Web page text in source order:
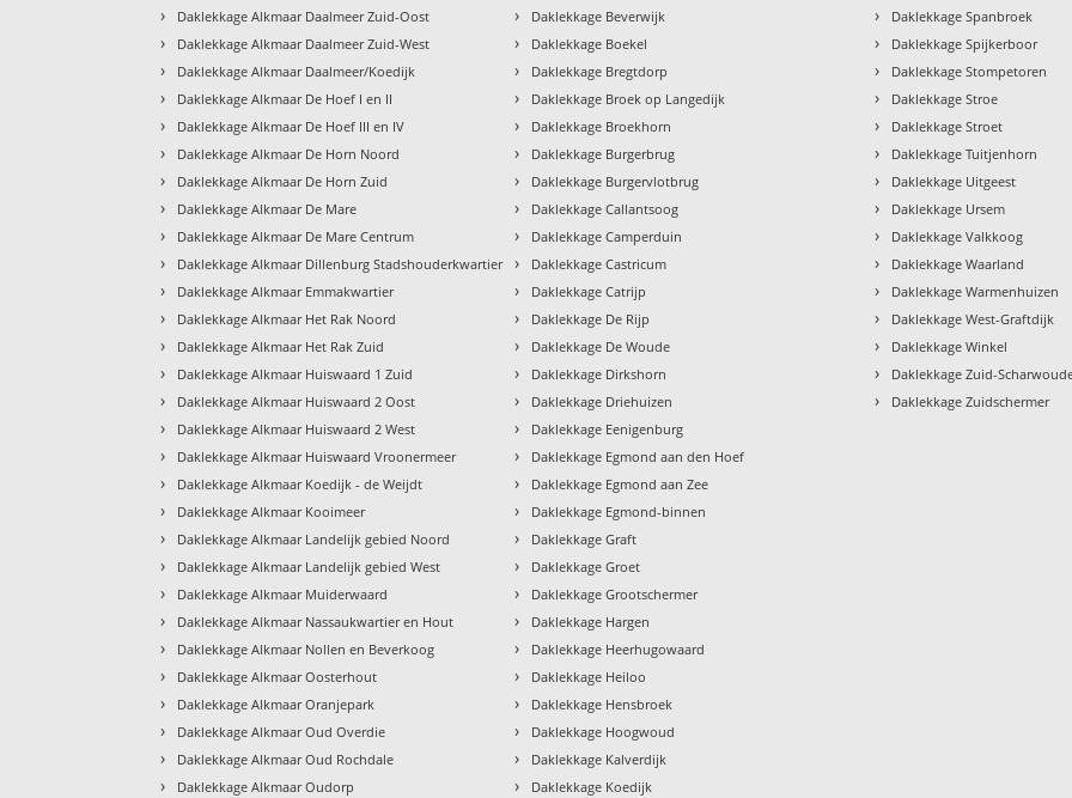
› Daklekkage Alkmaar Daalmeer Zuid-Oost
› Daklekkage Alkmaar Daalmeer Zuid-West
› Daklekkage Alkmaar Daalmeer/Koedijk
› Daklekkage Alkmaar De Hoef I en II
› Daklekkage Alkmaar De Hoef III en IV
› Daklekkage Alkmaar De Horn Noord
› Daklekkage Alkmaar De Horn Zuid
› Daklekkage Alkmaar De Mare
› Daklekkage Alkmaar De Mare Centrum
› Daklekkage Alkmaar Dillenburg Stadshouderkwartier
› Daklekkage Alkmaar Emmakwartier
› Daklekkage Alkmaar Het Rak Noord
› Daklekkage Alkmaar Het Rak Zuid
› Daklekkage Alkmaar Huiswaard 1 Zuid
› Daklekkage Alkmaar Huiswaard 2 Oost
› Daklekkage Alkmaar Huiswaard 2 West
› Daklekkage Alkmaar Huiswaard Vroonermeer
› Daklekkage Alkmaar Koedijk - de Weijdt
› Daklekkage Alkmaar Kooimeer
› Daklekkage Alkmaar Landelijk gebied Noord
› Daklekkage Alkmaar Landelijk gebied West
› Daklekkage Alkmaar Muiderwaard
› Daklekkage Alkmaar Nassaukwartier en Hout
› Daklekkage Alkmaar Nollen en Beverkoog
› Daklekkage Alkmaar Oosterhout
› Daklekkage Alkmaar Oranjepark
› Daklekkage Alkmaar Oud Overdie
› Daklekkage Alkmaar Oud Rochdale
› Daklekkage Alkmaar Oudorp
› Daklekkage Beverwijk
› Daklekkage Boekel
› Daklekkage Bregtdorp
› Daklekkage Broek op Langedijk
› Daklekkage Broekhorn
› Daklekkage Burgerbrug
› Daklekkage Burgervlotbrug
› Daklekkage Callantsoog
› Daklekkage Camperduin
› Daklekkage Castricum
› Daklekkage Catrijp
› Daklekkage De Rijp
› Daklekkage De Woude
› Daklekkage Dirkshorn
› Daklekkage Driehuizen
› Daklekkage Eenigenburg
› Daklekkage Egmond aan den Hoef
› Daklekkage Egmond aan Zee
› Daklekkage Egmond-binnen
› Daklekkage Graft
› Daklekkage Groet
› Daklekkage Grootschermer
› Daklekkage Hargen
› Daklekkage Heerhugowaard
› Daklekkage Heiloo
› Daklekkage Hensbroek
› Daklekkage Hoogwoud
› Daklekkage Kalverdijk
› Daklekkage Koedijk
› Daklekkage Spanbroek
› Daklekkage Spijkerboor
› Daklekkage Stompetoren
› Daklekkage Stroe
› Daklekkage Stroet
› Daklekkage Tuitjenhorn
› Daklekkage Uitgeest
› Daklekkage Ursem
› Daklekkage Valkkoog
› Daklekkage Waarland
› Daklekkage Warmenhuizen
› Daklekkage West-Graftdijk
› Daklekkage Winkel
› Daklekkage Zuid-
› Daklekkage Zuidschermer